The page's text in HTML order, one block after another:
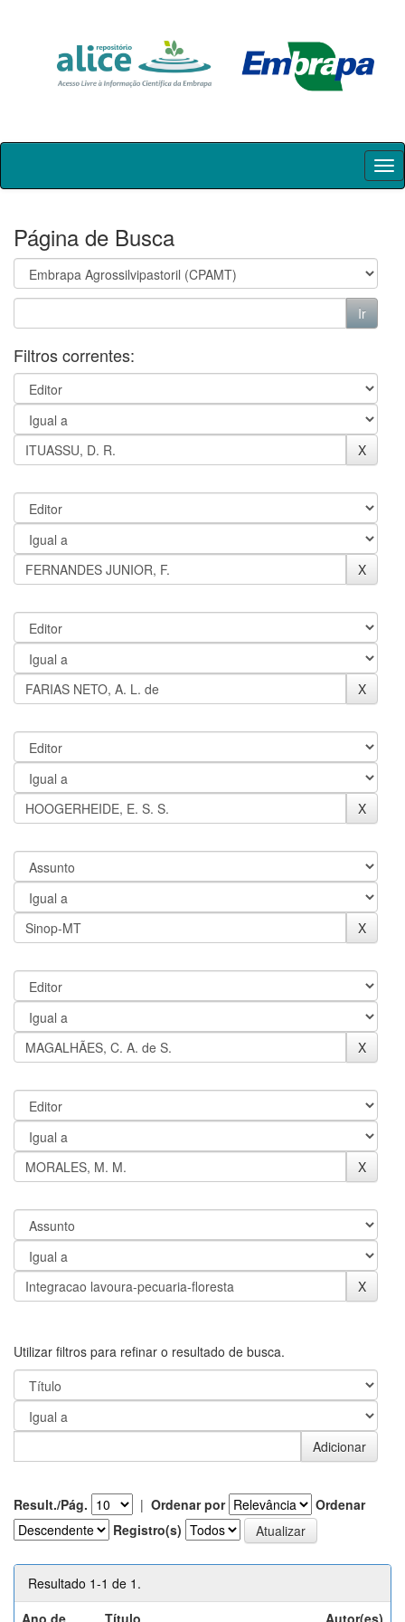
Skip
Página de Busca
Filtros correntes:
Utilizar filtros para refinar o resultado de busca.
Result./Pág. | Ordenar por
Ordenar
Registro(s)
Resultado 1-1 de 1.
Ano de
Título Autor(es)